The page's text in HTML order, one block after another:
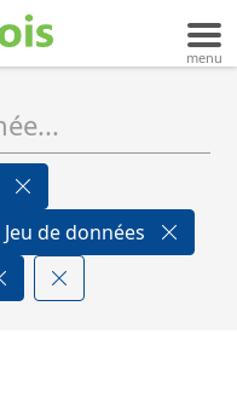
Jeu de données